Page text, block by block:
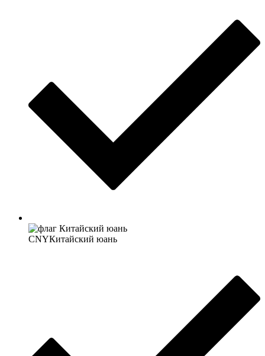
CNYКитайский юань